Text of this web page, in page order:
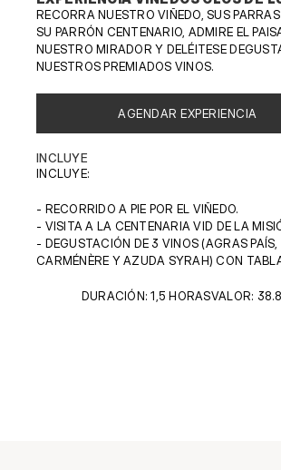
RECORRA NUESTRO VIÑEDO, SUS
SU PARRÓN CENTENARIO, ADMIRE EL
NUESTRO MIRADOR Y DELÉITESE
NUESTROS PREMIADOS VINOS.
AGENDAR EXPERIENCIA
INCLUYE
INCLUYE:
- RECORRIDO A PIE POR EL VIÑEDO.
- VISITA A LA CENTENARIA VID DE LA
- DEGUSTACIÓN DE 3 VINOS (AGRAS
CARMÉNÈRE Y AZUDA SYRAH) CON
DURACIÓN: 1,5 HORASVALOR: